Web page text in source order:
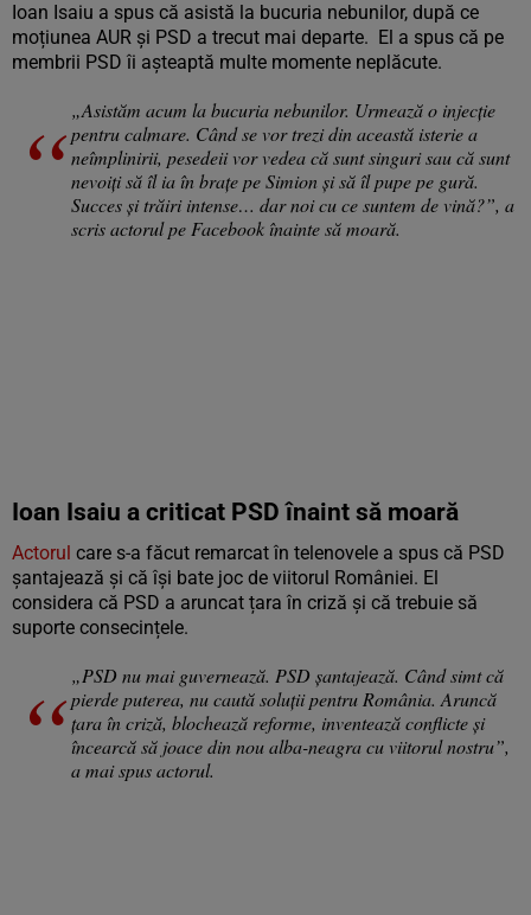
Ioan Isaiu a spus că asistă la bucuria nebunilor, după ce
moțiunea AUR și PSD a trecut mai departe. El a spus că pe
membrii PSD îi așteaptă multe momente neplăcute.
„Asistăm acum la bucuria nebunilor. Urmează o injecție
pentru calmare. Când se vor trezi din această isterie a
neîmplinirii, pesedeii vor vedea că sunt singuri sau că sunt
nevoiți să îl ia în brațe pe Simion și să îl pupe pe gură.
Succes și trăiri intense… dar noi cu ce suntem de vină?”, a
scris actorul pe Facebook înainte să moară.
Ioan Isaiu a criticat PSD înaint să moară
Actorul care s-a făcut remarcat în telenovele a spus că PSD
șantajează și că își bate joc de viitorul României. El
considera că PSD a aruncat țara în criză și că trebuie să
suporte consecințele.
„PSD nu mai guvernează. PSD șantajează. Când simt că
pierde puterea, nu caută soluții pentru România. Aruncă
țara în criză, blochează reforme, inventează conflicte și
încearcă să joace din nou alba-neagra cu viitorul nostru”,
a mai spus actorul.